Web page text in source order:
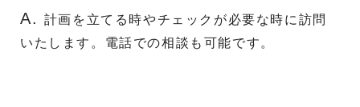
A.
計画を立てる時やチェックが必要な時に訪問
いたします。電話での相談も可能です。